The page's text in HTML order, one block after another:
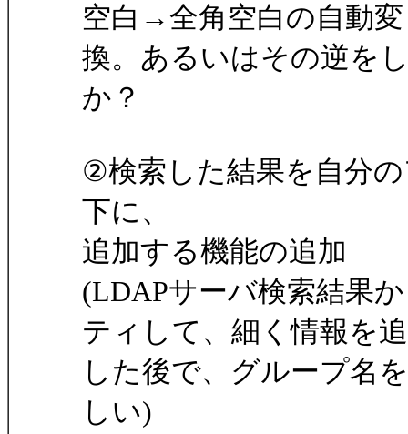
空白→全角空白の自動変
換。あるいはその逆を
か？
②検索した結果を自分
下に、
追加する機能の追加
(LDAPサーバ検索結果
ティして、細く情報を
した後で、グループ名
しい)